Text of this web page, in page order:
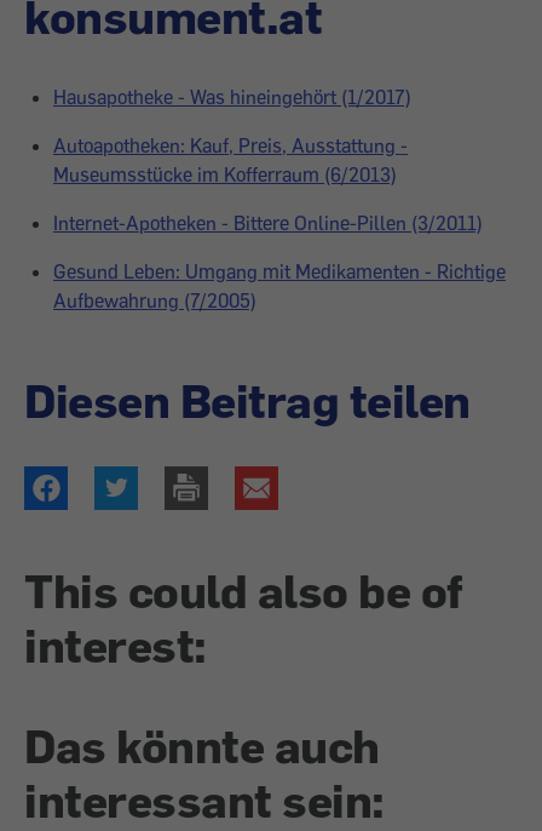
konsument.at
Hausapotheke - Was hineingehört (1/2017)
Autoapotheken: Kauf, Preis, Ausstattung -
Museumsstücke im Kofferraum (6/2013)
Internet-Apotheken - Bittere Online-Pillen (3/2011)
Gesund Leben: Umgang mit Medikamenten - Richtige
Aufbewahrung (7/2005)
Diesen Beitrag teilen
This could also be of
interest:
Das könnte auch
interessant sein: